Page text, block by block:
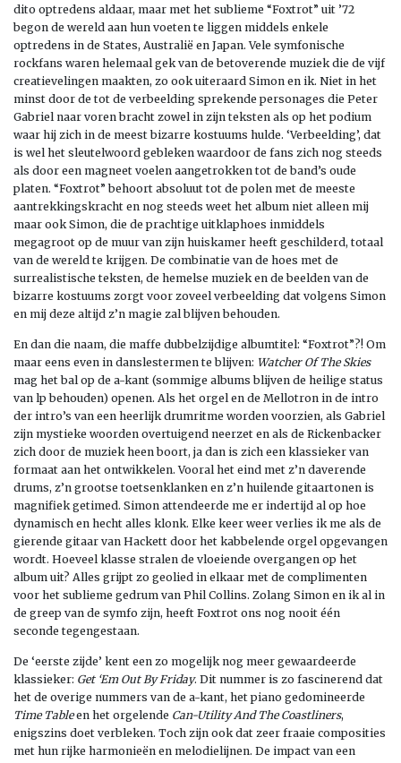
dito optredens aldaar, maar met het sublieme “Foxtrot” uit ’72
begon de wereld aan hun voeten te liggen middels enkele
optredens in de States, Australië en Japan. Vele symfonische
rockfans waren helemaal gek van de betoverende muziek die de vijf
creatievelingen maakten, zo ook uiteraard Simon en ik. Niet in het
minst door de tot de verbeelding sprekende personages die Peter
Gabriel naar voren bracht zowel in zijn teksten als op het podium
waar hij zich in de meest bizarre kostuums hulde. ‘Verbeelding’, dat
is wel het sleutelwoord gebleken waardoor de fans zich nog steeds
als door een magneet voelen aangetrokken tot de band’s oude
platen. “Foxtrot” behoort absoluut tot de polen met de meeste
aantrekkingskracht en nog steeds weet het album niet alleen mij
maar ook Simon, die de prachtige uitklaphoes inmiddels
megagroot op de muur van zijn huiskamer heeft geschilderd, totaal
van de wereld te krijgen. De combinatie van de hoes met de
surrealistische teksten, de hemelse muziek en de beelden van de
bizarre kostuums zorgt voor zoveel verbeelding dat volgens Simon
en mij deze altijd z’n magie zal blijven behouden.
En dan die naam, die maffe dubbelzijdige albumtitel: “Foxtrot”?! Om
maar eens even in danslestermen te blijven: Watcher Of The Skies
mag het bal op de a-kant (sommige albums blijven de heilige status
van lp behouden) openen. Als het orgel en de Mellotron in de intro
der intro’s van een heerlijk drumritme worden voorzien, als Gabriel
zijn mystieke woorden overtuigend neerzet en als de Rickenbacker
zich door de muziek heen boort, ja dan is zich een klassieker van
formaat aan het ontwikkelen. Vooral het eind met z’n daverende
drums, z’n grootse toetsenklanken en z’n huilende gitaartonen is
magnifiek getimed. Simon attendeerde me er indertijd al op hoe
dynamisch en hecht alles klonk. Elke keer weer verlies ik me als de
gierende gitaar van Hackett door het kabbelende orgel opgevangen
wordt. Hoeveel klasse stralen de vloeiende overgangen op het
album uit? Alles grijpt zo geolied in elkaar met de complimenten
voor het sublieme gedrum van Phil Collins. Zolang Simon en ik al in
de greep van de symfo zijn, heeft Foxtrot ons nog nooit één
seconde tegengestaan.
De ‘eerste zijde’ kent een zo mogelijk nog meer gewaardeerde
klassieker: Get ‘Em Out By Friday. Dit nummer is zo fascinerend dat
het de overige nummers van de a-kant, het piano gedomineerde
Time Tableen het orgelende Can-Utility And The Coastliners,
enigszins doet verbleken. Toch zijn ook dat zeer fraaie composities
met hun rijke harmonieën en melodielijnen. De impact van een